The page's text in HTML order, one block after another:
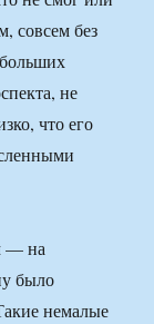
совсем без
не
что его
— на
было
немалые